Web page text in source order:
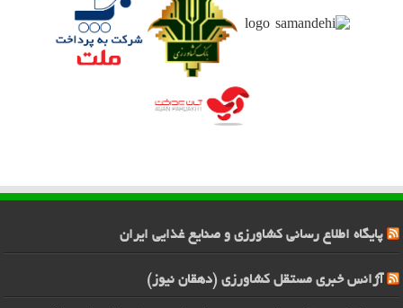
پایگاه اطلاع رسانی کشاورزی و صنایع غذایی ایران
آژانس خبری مستقل کشاورزی (دهقان نیوز)